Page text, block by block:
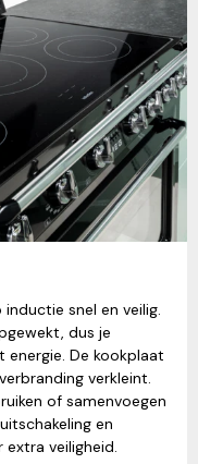
snel en veilig.
dus je
energie. De kookplaat
verkleint.
of samenvoegen
en
veiligheid.